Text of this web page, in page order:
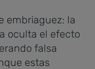
embriaguez: la
oculta el efecto
falsa
estas